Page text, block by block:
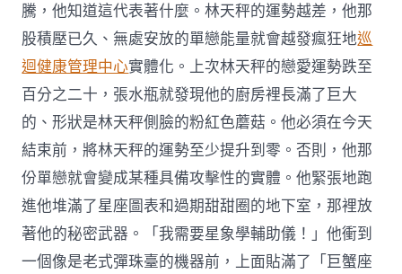
騰，他知道這代表著什麼。林天秤的運勢越差，他那
股積壓已久、無處安放的單戀能量就會越發瘋狂地巡
迴健康管理中心實體化。上次林天秤的戀愛運勢跌至
百分之二十，張水瓶就發現他的廚房裡長滿了巨大
的、形狀是林天秤側臉的粉紅色蘑菇。他必須在今天
結束前，將林天秤的運勢至少提升到零。否則，他那
份單戀就會變成某種具備攻擊性的實體。他緊張地跑
進他堆滿了星座圖表和過期甜甜圈的地下室，那裡放
著他的秘密武器。「我需要星象學輔助儀！」他衝到
一個像是老式彈珠臺的機器前，上面貼滿了「巨蟹座